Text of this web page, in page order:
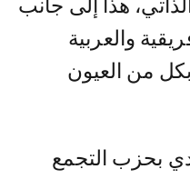
هذا إلى جانب
والعربية
من العيون
بحزب التجمع